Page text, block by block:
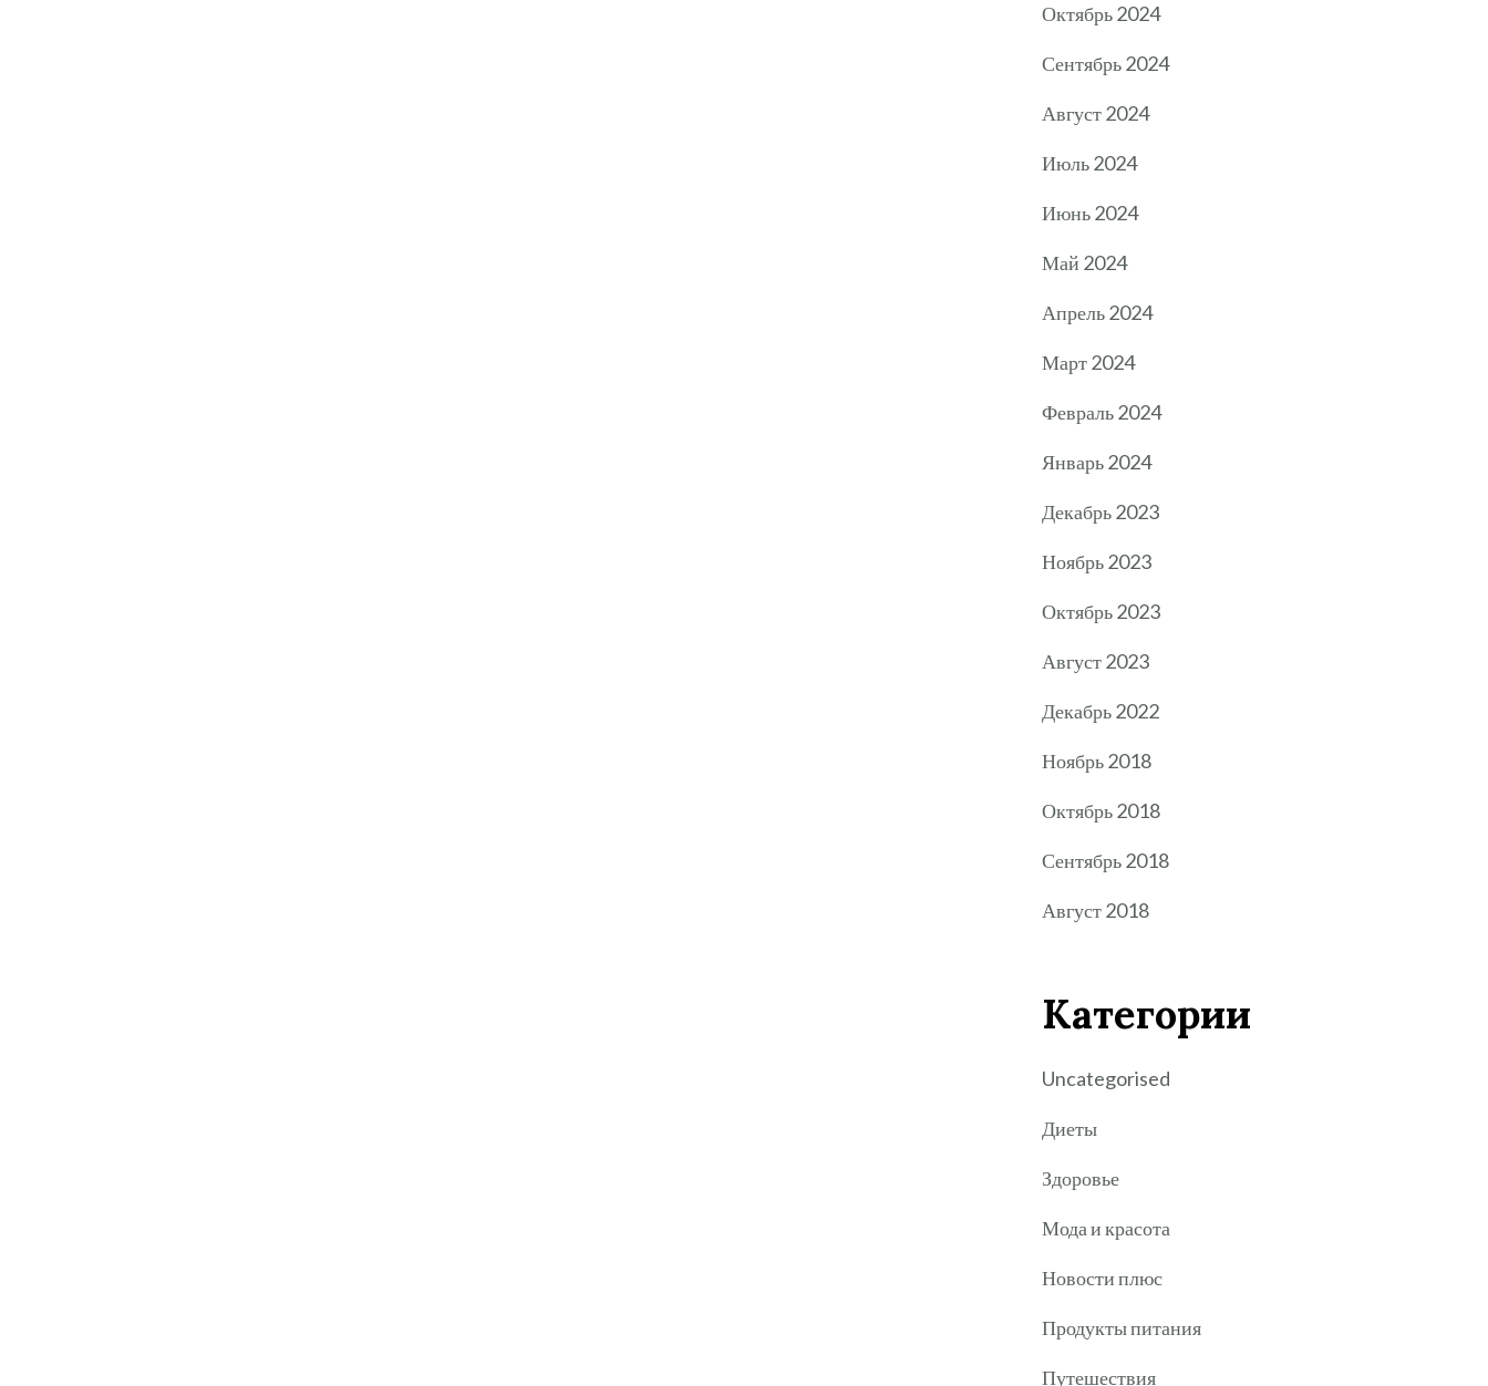
Октябрь 2024
Сентябрь 2024
Август 2024
Июль 2024
Июнь 2024
Май 2024
Апрель 2024
Март 2024
Февраль 2024
Январь 2024
Декабрь 2023
Ноябрь 2023
Октябрь 2023
Август 2023
Декабрь 2022
Ноябрь 2018
Октябрь 2018
Сентябрь 2018
Август 2018
Категории
Uncategorised
Диеты
Здоровье
Мода и красота
Новости плюс
Продукты питания
Путешествия